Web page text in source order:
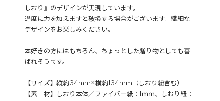
しおり』のデザインが実現しています。
過度に力を加えますと破損する場合がございます。繊細な
デザインをお楽しみください。
本好きの方にはもちろん、ちょっとした贈り物としても喜
ばれそうです。
【サイズ】縦約34mm×横約134mm（しおり紐含む）
【素 材】しおり本体／ファイバー紙：1ｍｍ、しおり紐：